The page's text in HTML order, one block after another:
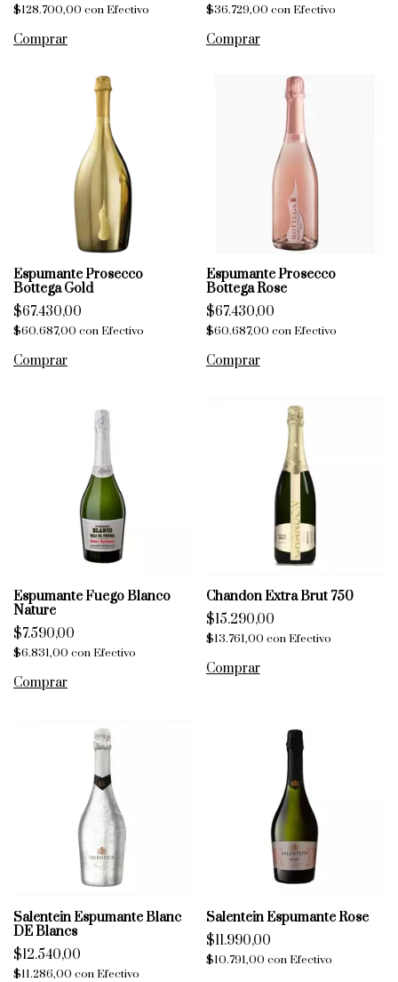
$128.700,00 conEfectivo $36.729,00 con Efectivo
Espumante Prosecco
Bottega Gold
$67.430,00
$60.687,00 conEfectivo
Espumante Prosecco
Bottega Rose
$67.430,00
$60.687,00 con Efectivo
Espumante Fuego Blanco
Nature
$7.590,00
$6.831,00 conEfectivo
Chandon Extra Brut 750
$15.290,00
$13.761,00 con Efectivo
Salentein Espumante Blanc
DE Blancs
$12.540,00
$11.286,00 conEfectivo
Salentein Espumante Rose
$11.990,00
$10.791,00 con Efectivo